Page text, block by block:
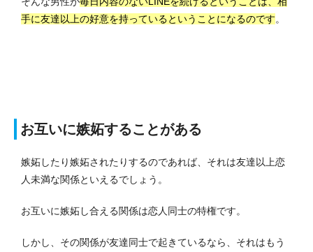
手に友達以上の好意を持っているということになるのです。
お互いに嫉妬することがある
嫉妬したり嫉妬されたりするのであれば、それは友達以上恋
人未満な関係といえるでしょう。
お互いに嫉妬し合える関係は恋人同士の特権です。
しかし、その関係が友達同士で起きているなら、それはもう